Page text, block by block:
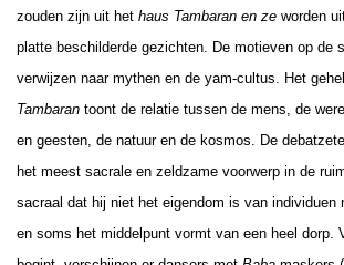
zouden zijn uit het haus Tambaran en ze worden
platte beschilderde gezichten. De motieven op de
verwijzen naar mythen en de yam-cultus. Het
Tambaran toont de relatie tussen de mens, de
en geesten, de natuur en de kosmos. De
het meest sacrale en zeldzame voorwerp in de
sacraal dat hij niet het eigendom is van individuen
en soms het middelpunt vormt van een heel dorp.